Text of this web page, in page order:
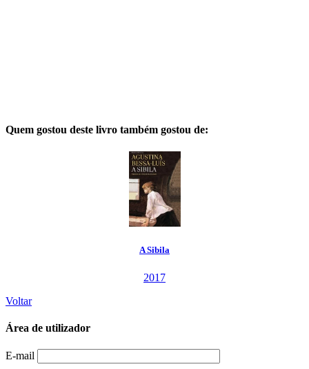
Quem gostou deste livro também gostou de:
A Sibila
2017
Voltar
Área de utilizador
E-mail